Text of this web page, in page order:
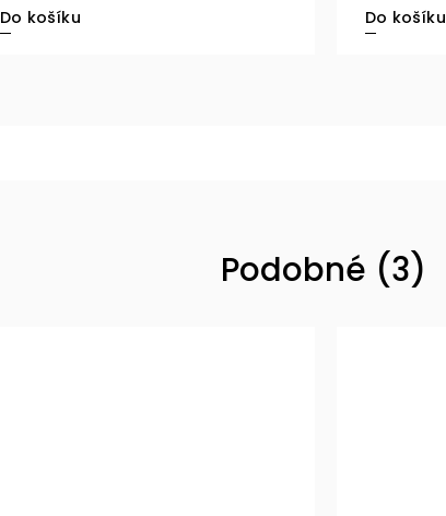
Do košíku Do košíku
Podobné (3)